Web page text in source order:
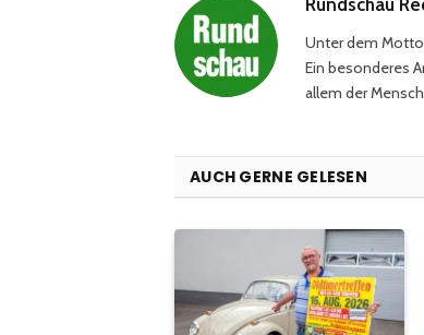
Unter dem Motto
Ein besonderes
allem der
AUCH GERNE GELESEN